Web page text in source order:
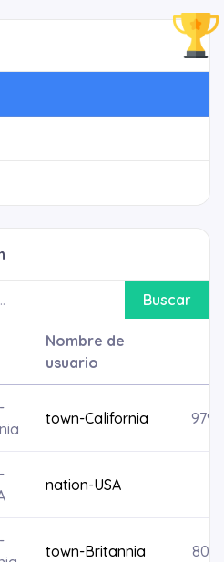
Buscar
Nombre de
usuario
town-California
nation-USA
town-Britannia